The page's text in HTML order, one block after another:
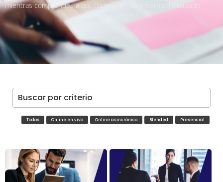
mientras comprendes a tus clientes en un entorno digitalizado
Todos Online en vivo Online asincrónico Blended Presencial